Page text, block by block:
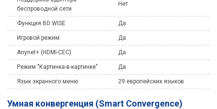
беспроводной сети
Нет
Функция BD WISE Да
Игровой режим Да
Anynet+ (HDMI-CEC) Да
Режим "Картинка-в-картинке" Да
Язык экранного меню 29 европейских языков
Умная конвергенция (Smart Convergence)